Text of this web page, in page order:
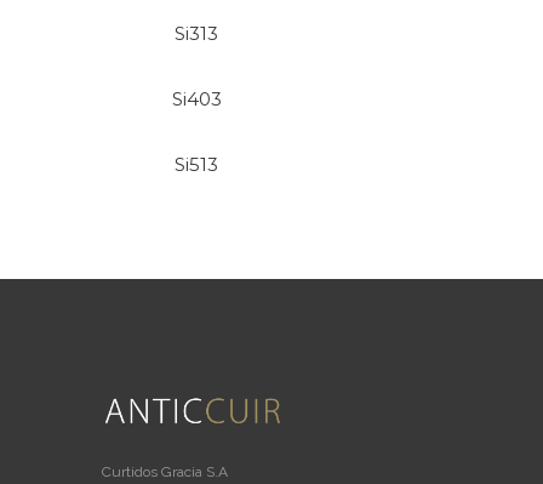
Si313
Si403
Si513
Curtidos Gracia S.A